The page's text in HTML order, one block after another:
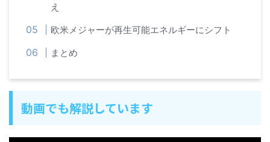
え
欧米メジャーが再生可能エネルギーにシフト
まとめ
動画でも解説しています